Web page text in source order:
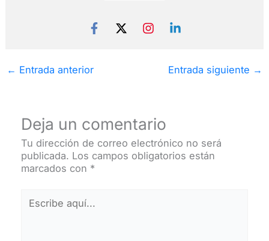
← Entrada anterior Entrada siguiente →
Deja un comentario
Tu dirección de correo electrónico no será
publicada. Los campos obligatorios están
marcados con *
aquí...